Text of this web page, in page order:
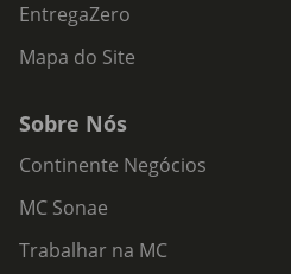
EntregaZero
Mapa do Site
Sobre Nós
Continente Negócios
MC Sonae
Trabalhar na MC